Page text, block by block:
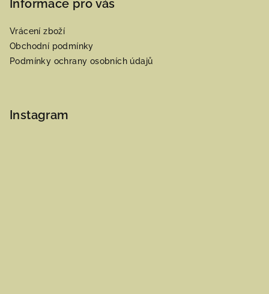
Informace pro vás
Vrácení zboží
Obchodní podmínky
Podmínky ochrany osobních údajů
Instagram